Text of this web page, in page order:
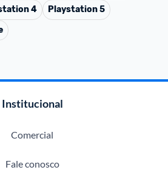
4
Playstation 5
Institucional
Comercial
Fale conosco